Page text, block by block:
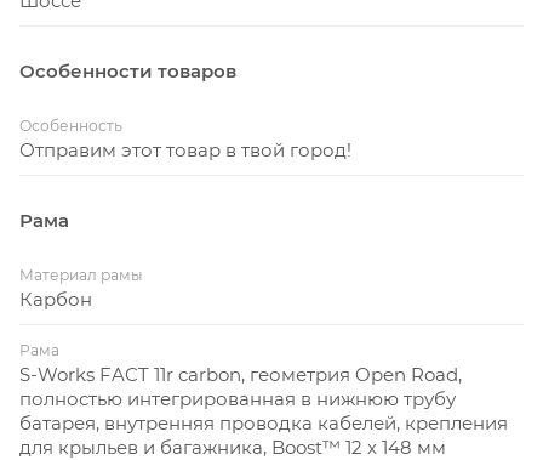
Особенности товаров
Особенность
Отправим этот товар в твой город!
Рама
Материал рамы
Карбон
Рама
S-Works FACT 11r carbon, геометрия Open Road,
полностью интегрированная в нижнюю трубу
батарея, внутренняя проводка кабелей, крепления
для крыльев и багажника, Boost™ 12 x 148 мм